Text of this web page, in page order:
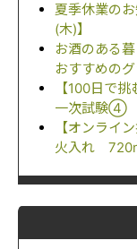
夏季休業の
(木)】
お酒のある
おすすめの
【100日で
一次試験④
【オンラ
火入れ